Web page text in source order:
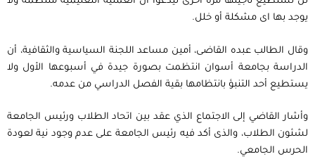
يوجد بها اى مشكلة أو خلل.
وقال الطالب عبده القاضى، أمين مساعد اللجنة السياسية والثقافية، أن
الدراسة بجامعة أسوان انتظمت بصورة جيدة في أسبوعها الأول ولا
يستطيع أحد التنبؤ بانتظامها بقية الفصل الدراسي من عدمه.
وأشار القاضي إلى الاجتماع الذي عقد بين اتحاد الطلاب ورئيس الجامعة
لشئون الطلاب، والذى أكد فيه رئيس الجامعة على عدم وجود نية لعودة
الحرس الجامعي.